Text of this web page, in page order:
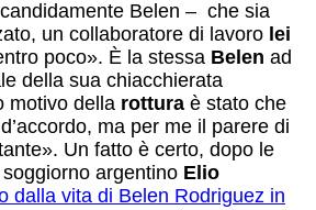
Belen – che sia
un collaboratore di lavoro lei
poco». È la stessa Belen ad
della sua chiacchierata
motivo della rottura è stato che
ma per me il parere di
Un fatto è certo, dopo le
argentino Elio
dalla vita di Belen Rodriguez in